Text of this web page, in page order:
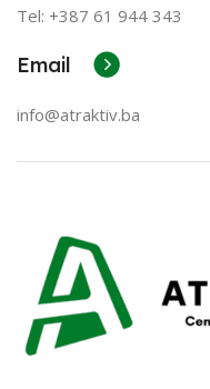
Tel: +387 61 944 343
Email
info@atraktiv.ba